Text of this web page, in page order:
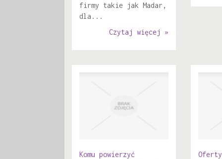
firmy takie jak Madar,
dla...
Czytaj więcej »
Komu powierzyć